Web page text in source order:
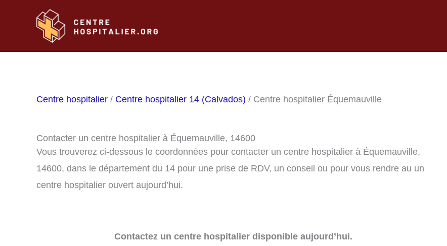
Centre hospitalier / Centre hospitalier 14 (Calvados) / Centre hospitalier Équemauville
Contacter un centre hospitalier à Équemauville, 14600
Vous trouverez ci-dessous le coordonnées pour contacter un centre hospitalier à Équemauville,
14600, dans le département du 14 pour une prise de RDV, un conseil ou pour vous rendre au un
centre hospitalier ouvert aujourd’hui.
Contactez un centre hospitalier disponible aujourd’hui.